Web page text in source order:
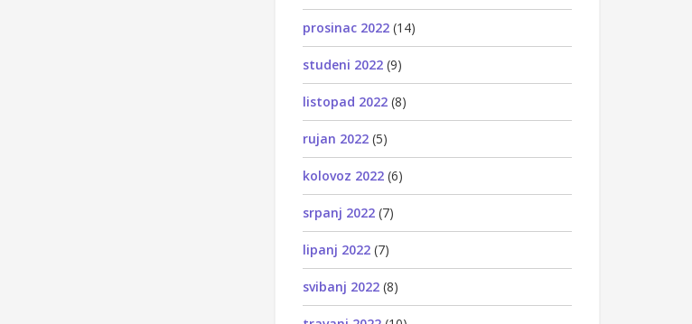
prosinac 2022 (14)
studeni 2022 (9)
listopad 2022 (8)
rujan 2022 (5)
kolovoz 2022 (6)
srpanj 2022 (7)
lipanj 2022 (7)
svibanj 2022 (8)